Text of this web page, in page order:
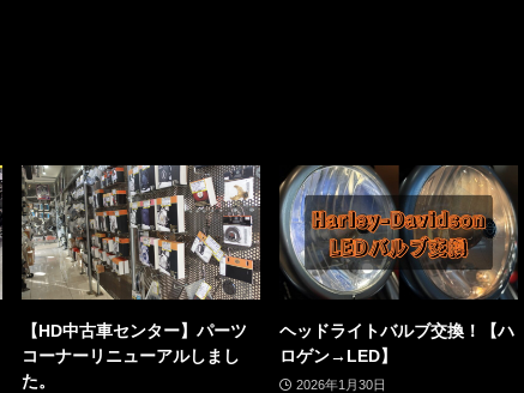
【HD中古車センター】パーツ
コーナーリニューアルしまし
た。
ヘッドライトバルブ交換！【ハ
ロゲン→LED】
2026年1月30日